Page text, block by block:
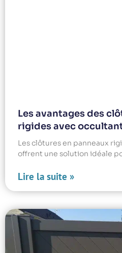
Les avantages des
rigides avec
Les clôtures en panneaux
offrent une solution idéale
Lire la suite »